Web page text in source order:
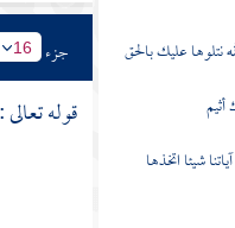
نتلوها عليك بالحق
شيئا اتخذها
جزء 16
قوله تعالى :